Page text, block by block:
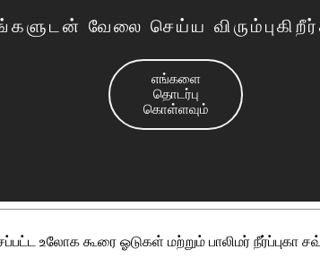
வேலை செய்ய
எங்களை
தொடர்பு
கொள்ளவும்
உலோக கூரை ஓடுகள் மற்றும் பாலிமர்